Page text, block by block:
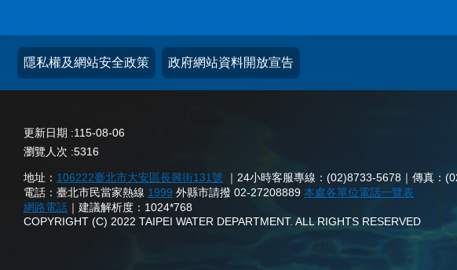
隱私權及網站安全政策 政府網站資料開放宣告
更新日期
115-08-06
瀏覽人次 5316
地址： 106222臺北市大安區長興街131號 ｜24小時客服專線：(02)8733-5678｜傳真：
電話：臺北市民當家熱線 1999 外縣市請撥 02-27208889 本處各單位電話一覽表
網路電話 ｜建議解析度：1024*768
COPYRIGHT (C) 2022 TAIPEI WATER DEPARTMENT. ALL RIGHTS RESERVED